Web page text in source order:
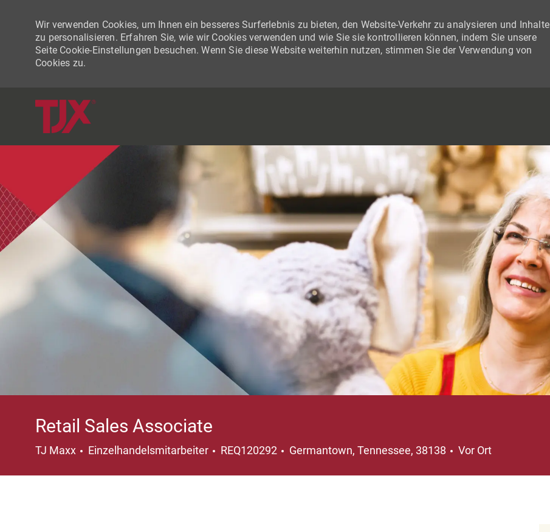
Wir verwenden Cookies, um Ihnen ein besseres Surferlebnis zu bieten, den Website-Verkehr zu analysieren und Inhalte
zu personalisieren. Erfahren Sie, wie wir Cookies verwenden und wie Sie sie kontrollieren können, indem Sie unsere
Seite Cookie-Einstellungen besuchen. Wenn Sie diese Website weiterhin nutzen, stimmen Sie der Verwendung von
Cookies zu.
Retail Sales Associate
TJ Maxx Kategorie
Einzelhandelsmitarbeiter REQ120292 Ort
Germantown, Tennessee, 38138 Vor Ort